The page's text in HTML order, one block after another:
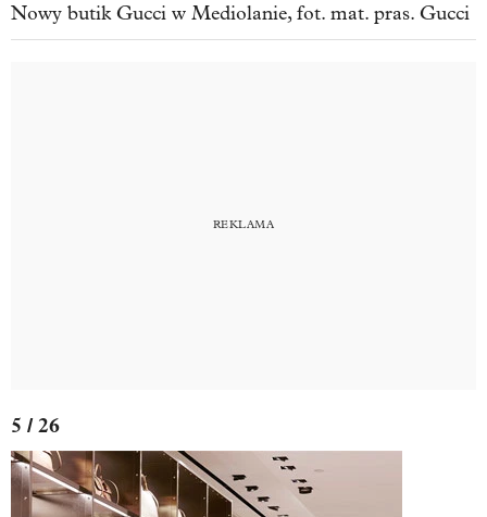
Nowy butik Gucci w Mediolanie, fot. mat. pras. Gucci
5 / 26